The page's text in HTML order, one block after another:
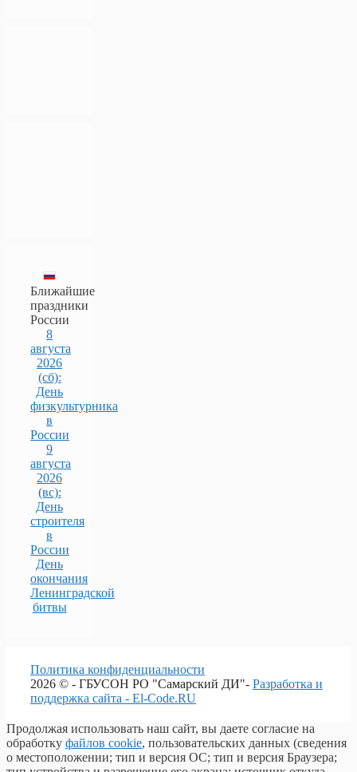
Ближайшие
праздники
России
8
августа
2026
(сб):
День
физкультурника
в
России
9
августа
2026
(вс):
День
строителя
в
России
День
окончания
Ленинградской
битвы
Политика конфиденциальности
2026 © - ГБУСОН РО "Самарский ДИ"- Разработка и
поддержка сайта - El-Code.RU
Продолжая использовать наш сайт, вы даете согласие на
обработку файлов cookie, пользовательских данных (сведения
о местоположении; тип и версия ОС; тип и версия Браузера;